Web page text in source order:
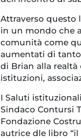
Attraverso questo
in un mondo che
comunità come
aumentati di
di Brian alla
istituzioni,
I Saluti
Sindaco Contursi
Fondazione
autrice dle libro “il